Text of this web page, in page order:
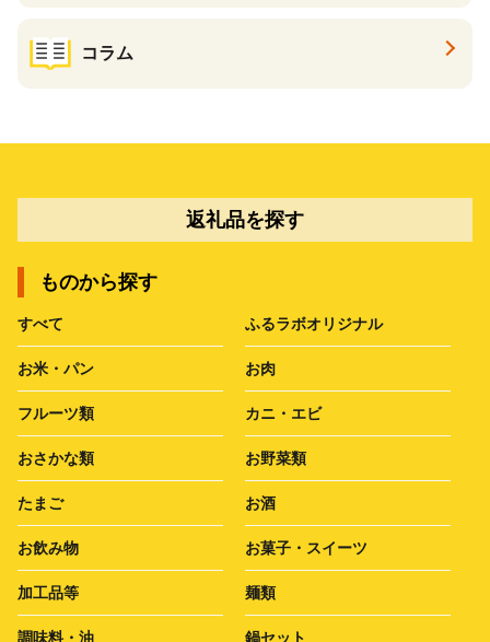
コラム
返礼品を探す
ものから探す
すべて ふるラボオリジナル
お米・パン お肉
フルーツ類 カニ・エビ
おさかな類 お野菜類
たまご お酒
お飲み物 お菓子・スイーツ
加工品等 麺類
調味料・油 鍋セット